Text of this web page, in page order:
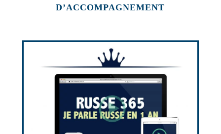
D’ACCOMPAGNEMENT